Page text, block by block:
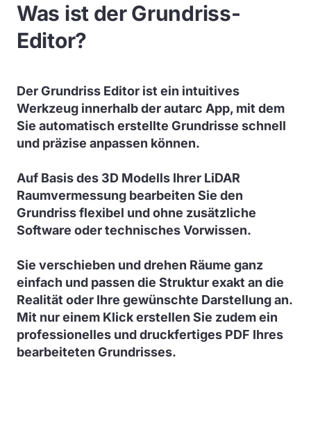
Was ist der Grundriss-
Editor?
Der Grundriss Editor ist ein intuitives
Werkzeug innerhalb der autarc App, mit dem
Sie automatisch erstellte Grundrisse schnell
und präzise anpassen können.
Auf Basis des 3D Modells Ihrer LiDAR
Raumvermessung bearbeiten Sie den
Grundriss flexibel und ohne zusätzliche
Software oder technisches Vorwissen.
Sie verschieben und drehen Räume ganz
einfach und passen die Struktur exakt an die
Realität oder Ihre gewünschte Darstellung an.
Mit nur einem Klick erstellen Sie zudem ein
professionelles und druckfertiges PDF Ihres
bearbeiteten Grundrisses.